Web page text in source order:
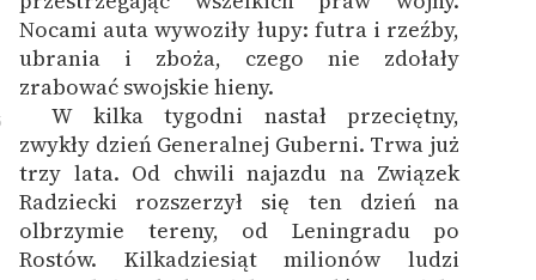
Nocami auta wywoziły łupy: futra i rzeźby,
ubrania i zboża, czego nie zdołały
zrabować swojskie hieny.
W kilka tygodni nastał przeciętny,
zwykły dzień Generalnej Guberni. Trwa już
trzy lata. Od chwili najazdu na Związek
Radziecki rozszerzył się ten dzień na
olbrzymie tereny, od Leningradu po
Rostów. Kilkadziesiąt milionów ludzi